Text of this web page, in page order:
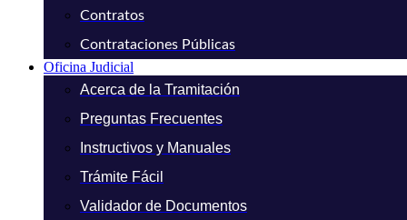
Contratos
Contrataciones Públicas
Oficina Judicial
Acerca de la Tramitación
Preguntas Frecuentes
Instructivos y Manuales
Trámite Fácil
Validador de Documentos